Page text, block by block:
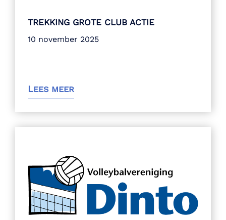
TREKKING GROTE CLUB ACTIE
10 november 2025
Lees meer